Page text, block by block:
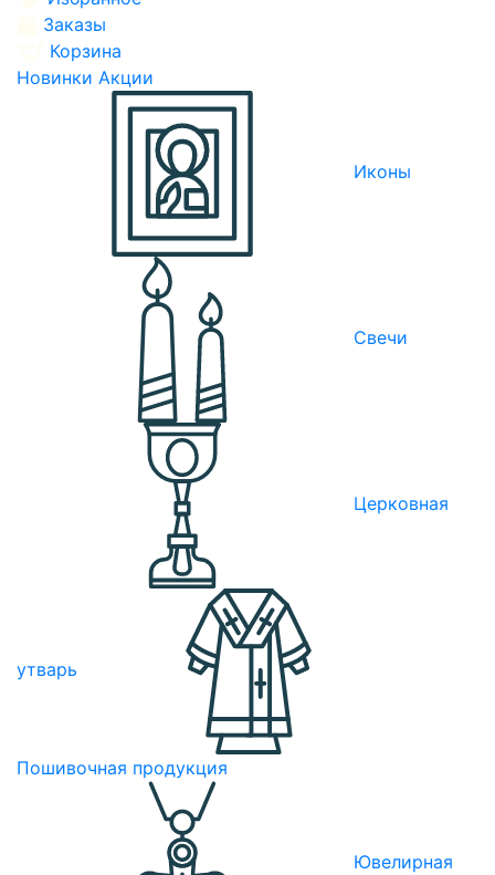
Заказы
Корзина
Новинки Акции
Иконы
Свечи
Церковная
утварь
Пошивочная продукция
Ювелирная